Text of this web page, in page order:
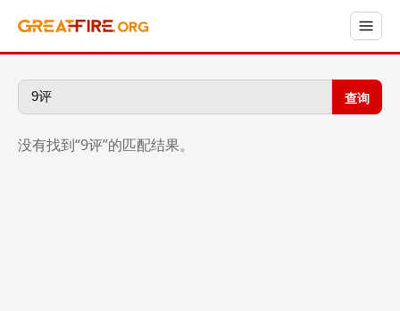
查询
没有找到“9评”的匹配结果。